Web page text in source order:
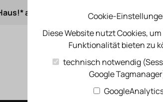
ab 50 € Auftragswert ab
Cookie-
Diese Website nutzt Cookies,
Funktionalität bieten zu
technisch notwendig
Google